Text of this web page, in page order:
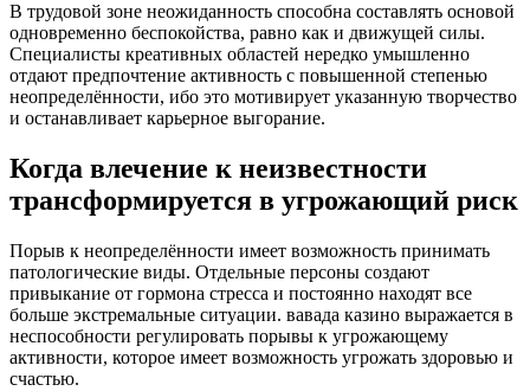
В трудовой зоне неожиданность способна составлять основой
одновременно беспокойства, равно как и движущей силы.
Специалисты креативных областей нередко умышленно
отдают предпочтение активность с повышенной степенью
неопределённости, ибо это мотивирует указанную творчество
и останавливает карьерное выгорание.
Когда влечение к неизвестности
трансформируется в угрожающий риск
Порыв к неопределённости имеет возможность принимать
патологические виды. Отдельные персоны создают
привыкание от гормона стресса и постоянно находят все
больше экстремальные ситуации. вавада казино выражается в
неспособности регулировать порывы к угрожающему
активности, которое имеет возможность угрожать здоровью и
счастью.